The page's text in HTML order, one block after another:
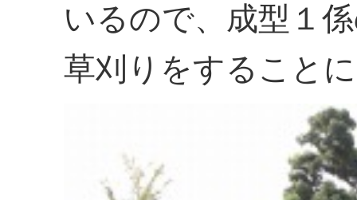
いるので、成型１
草刈りをすること